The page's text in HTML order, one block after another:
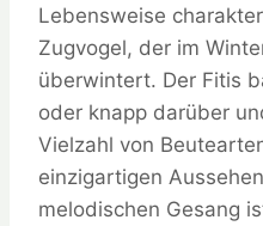
Lebensweise
Zugvogel, der im
überwintert. Der Fitis
oder knapp darüber
Vielzahl von
einzigartigen
melodischen Gesang